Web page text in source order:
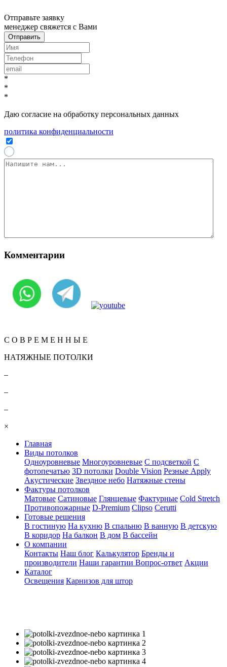
Отправьте заявку
менеджер свяжется с Вами
*
*
*
Даю согласие на обработку персональных данных
политика конфиденциальности
Комментарии
С О В Р Е М Е Н Н Ы Е
НАТЯЖНЫЕ ПОТОЛКИ
–
–
–
×
Главная
Виды потолков
Одноуровневые Многоуровневые С подсветкой С
фотопечатью 3D потолки Double Vision Резные Apply
Акустические Звездное небо Натяжные стены
Фактуры потолков
Матовые Сатиновые Глянцевые Фактурные Cold Stretch
Противопожарные D-Premium Clipso Cerutti
Готовые решения
В гостиную На кухню В спальню В ванную В детскую
В коридор На балкон В дом В бассейн
О компании
Контакты Наш блог Калькулятор Бренды и
производители Наши гарантии Вопрос-ответ Акции
Каталог
Освещения Карнизов для штор